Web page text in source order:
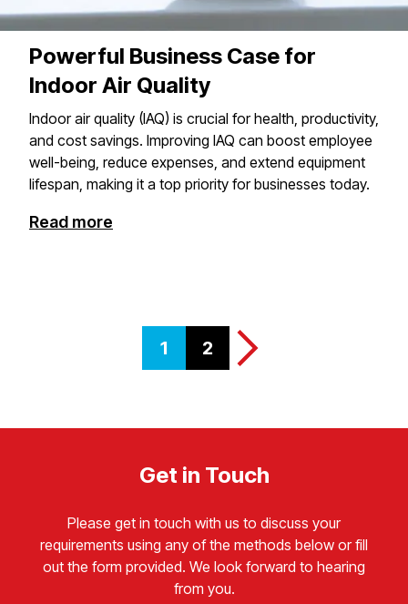
Powerful Business Case for
Indoor Air Quality
Indoor air quality (IAQ) is crucial for health, productivity,
and cost savings. Improving IAQ can boost employee
well-being, reduce expenses, and extend equipment
lifespan, making it a top priority for businesses today.​​​​‌ ‍ ​‍​‍‌‍ ‌ ​‍‌‍‍‌‌‍‌ ‌‍‍‌‌‍ ‍​‍​‍​ ‍‍​‍​‍‌ ​ ‌‍​‌‌‍ ‍‌‍‍‌‌ ‌​‌ ‍‌​‍ ‍‌‍‍‌‌‍ ​‍​‍​‍ ​​‍​‍‌‍‍​‌ ​‍‌‍‌‌‌‍‌‍​‍​‍​ ‍‍​‍​‍​‍ ‌‍​‌‌‍‌​‌‍ ‌‌‍‍‌‌‍ ‍​‍ ‌‍‍‌‌‍ ‍‌ ‌​‌‍‌‌‌‍ ‍‌ ‌​​‍ ‌‍‌‌‌‍‌​‌‍‍‌‌ ‌​​‍ ‌‍ ‌‌‍ ‌‍‌​‌‍‌‌​ ‌‌ ​​‌ ​‍‌‍‌‌‌ ​ ‌‍‌‌‌‍ ‍‌ ‌​‌‍​‌‌ ‌​‌‍‍‌‌‍ ‌‍ ‍​ ‍ ‌‍‍‌‌‍‌​​ ‌​ ‌‍​ ‌​​ ‍‌‌‍​‌‌‍​ ​ ‌ ​ ‍​​ ​ ​‍ ‌‌‍​ ​ ​​​ ‌‌​ ‌​​‍ ‌​ ‌​‌‍‌​​ ‍​​ ‍‌​‍ ‌​ ‍‌​ ‌‌‌‍​‌​ ​​​‍ ‌​ ‌‌‌‍‌‌​ ​‍​ ‌​​ ‍‌​ ​‌​ ‌ ‌‍‌‍​ ‌​​ ‍​​ ‍‌​ ‌‌​ ‍ ‌ ‌​‌ ‍‌‌ ​​‌‍‌‌​ ‌‌ ​​‌‍ ‌ ​ ‌ ‌​​ ‍ ‌ ​​‌‍​‌‌ ‌​‌‍‍​​ ‌‌ ​ ‌‍‍​‌‍ ‌ ​‍‌ ‌​‌​‌​‌‍‌‌‌ ​ ‌‍​ ‌ ​‍‌‍‍‌‌ ​​‌ ‌​‌‍‍‌‌‍ ‌‍ ‍​ ‌‍​‍‌‍​‌‌ ​ ‌‍‌‌‌‌‌‌‌ ​‍‌‍ ​​ ‌​‍‌‌​ ​‍‌​‌‍‌‍​‌‌‍‌​‌‍ ‌‌‍‍‌‌‍ ‍​‍‌‍‌‍‍‌‌‍‌​​ ‌​ ‌‍​ ‌​​ ‍‌‌‍​‌‌‍​ ​ ‌ ​ ‍​​ ​ ​‍ ‌‌‍​ ​ ​​​ ‌‌​ ‌​​‍ ‌​ ‌​‌‍‌​​ ‍​​ ‍‌​‍ ‌​ ‍‌​ ‌‌‌‍​‌​ ​​​‍ ‌​ ‌‌‌‍‌‌​ ​‍​ ‌​​ ‍‌​ ​‌​ ‌ ‌‍‌‍​ ‌​​ ‍​​ ‍‌​ ‌‌​‍‌‍‌ ‌​‌ ‍‌‌ ​​‌‍‌‌​ ‌‌ ​​‌‍ ‌ ​ ‌ ‌​​‍‌‍‌ ​​‌‍​‌‌ ‌​‌‍‍​​ ‌‌ ​ ‌‍‍​‌‍ ‌ ​‍‌ ‌​‌​‌​‌‍‌‌‌ ​ ‌‍​ ‌ ​‍‌‍‍‌‌ ​​‌ ‌​‌‍‍‌‌‍ ‌‍ ‍​‍​‍‌ ‌
Read more
1 2
Get in Touch​​​​‌ ‍ ​‍​‍‌‍ ‌ ​‍‌‍‍‌‌‍‌ ‌‍‍‌‌‍ ‍​‍​‍​ ‍‍​‍​‍‌ ​ ‌‍​‌‌‍ ‍‌‍‍‌‌ ‌​‌ ‍‌​‍ ‍‌‍‍‌‌‍ ​‍​‍​‍ ​​‍​‍‌‍‍​‌ ​‍‌‍‌‌‌‍‌‍​‍​‍​ ‍‍​‍​‍​‍ ‌‍​‌‌‍‌​‌‍ ‌‌‍‍‌‌‍ ‍​‍ ‌‍‍‌‌‍ ‍‌ ‌​‌‍‌‌‌‍ ‍‌ ‌​​‍ ‌‍‌‌‌‍‌​‌‍‍‌‌ ‌​​‍ ‌‍ ‌‌‍ ‌‍‌​‌‍‌‌​ ‌‌ ​​‌ ​‍‌‍‌‌‌ ​ ‌‍‌‌‌‍ ‍‌ ‌​‌‍​‌‌ ‌​‌‍‍‌‌‍ ‌‍ ‍​ ‍ ‌‍‍‌‌‍‌​​ ‌‌‍​‍‌‍ ​‌‍ ‌‍‌ ​ ‍ ‌ ‌​‌ ‍‌‌ ​​‌‍‌‌​ ‌‌‍​‍‌‍ ​‌‍ ‌‍‌ ​ ‍ ‌ ​​‌‍​‌‌ ‌​‌‍‍​​ ‌‌‍‌ ‌‍‌‌‌ ‌​‌​‍‌‌‍ ‍‌‌‌​‌‍ ‌ ‌‌‌‍​ ‌‍‍​​‍ ‍‌ ‌​‌‍‍‌‌ ‌​‌‍ ​‌‍‌‌​ ‌‍​‍‌‍​‌‌ ​ ‌‍‌‌‌‌‌‌‌ ​‍‌‍ ​​ ‌​‍‌‌​ ​‍‌​‌‍‌‍​‌‌‍‌​‌‍ ‌‌‍‍‌‌‍ ‍​‍‌‍‌‍‍‌‌‍‌​​ ‌‌‍​‍‌‍ ​‌‍ ‌‍‌ ​‍‌‍‌ ‌​‌ ‍‌‌ ​​‌‍‌‌​ ‌‌‍​‍‌‍ ​‌‍ ‌‍‌ ​‍‌‍‌ ​​‌‍​‌‌ ‌​‌‍‍​​ ‌‌‍‌ ‌‍‌‌‌ ‌​‌​‍‌‌‍ ‍‌‌‌​‌‍ ‌ ‌‌‌‍​ ‌‍‍​​‍ ‍‌ ‌​‌‍‍‌‌ ‌​‌‍ ​‌‍‌‌​‍​‍‌ ‌
Please get in touch with us to discuss your
requirements using any of the methods below or fill
out the form provided. We look forward to hearing
from you.​​​​‌ ‍ ​‍​‍‌‍ ‌ ​‍‌‍‍‌‌‍‌ ‌‍‍‌‌‍ ‍​‍​‍​ ‍‍​‍​‍‌ ​ ‌‍​‌‌‍ ‍‌‍‍‌‌ ‌​‌ ‍‌​‍ ‍‌‍‍‌‌‍ ​‍​‍​‍ ​​‍​‍‌‍‍​‌ ​‍‌‍‌‌‌‍‌‍​‍​‍​ ‍‍​‍​‍​‍ ‌‍​‌‌‍‌​‌‍ ‌‌‍‍‌‌‍ ‍​‍ ‌‍‍‌‌‍ ‍‌ ‌​‌‍‌‌‌‍ ‍‌ ‌​​‍ ‌‍‌‌‌‍‌​‌‍‍‌‌ ‌​​‍ ‌‍ ‌‌‍ ‌‍‌​‌‍‌‌​ ‌‌ ​​‌ ​‍‌‍‌‌‌ ​ ‌‍‌‌‌‍ ‍‌ ‌​‌‍​‌‌ ‌​‌‍‍‌‌‍ ‌‍ ‍​ ‍ ‌‍‍‌‌‍‌​​ ‌‌‍​‍‌‍ ​‌‍ ‌‍‌ ​ ‍ ‌ ‌​‌ ‍‌‌ ​​‌‍‌‌​ ‌‌‍​‍‌‍ ​‌‍ ‌‍‌ ​ ‍ ‌ ​​‌‍​‌‌ ‌​‌‍‍​​ ‌‌‍‌ ‌‍‌‌‌ ‌​‌​‍‌‌‍ ‍‌‌‌​‌‍ ‌ ‌‌‌‍​ ‌‍‍​​‍ ‍‌ ​ ‌ ‌‌‌‍​‍‌ ‌​‌‍‌‌‌ ‍​‌ ‌​​‍‌‌​ ‌‌‌​​‍‌‌ ‌‍‍ ‌‍‌‌‌ ‍‌​‍‌‌​ ​ ‌​‌​​‍‌‌​ ​ ‌​‌​​‍‌‌​ ​‍​ ​‍‌‍‌​​ ​‍‌‍​‍​ ‌‌‌‍‌‌‌‍​‌​ ​‍​ ​ ‌‍​‍​ ‌‌​ ​‍‌‍‌‌​‍‌‌​ ​‍​ ​‍​‍‌‌​ ‌‌‌​‌​​‍ ‍‌‍​ ‌‍‍​‌‍‍‌‌‍ ​‌‍‌​‌ ​‍‌‍‌‌‌‍ ‍​‍‌‌​ ‌‌‌​​‍‌‌ ‌‍‍ ‌‍‌‌‌ ‍‌​‍‌‌​ ​ ‌​‌​​‍‌‌​ ​ ‌​‌​​‍‌‌​ ​‍​ ​‍‌‍​‍​ ‌ ​ ​‍‌‍‌‍​ ​ ‌‍‌​‌‍​ ​ ​‍‌‍​‌​ ‌‌‌‍‌‌‌‍​‍​‍‌‌​ ​‍​ ​‍​‍‌‌​ ‌‌‌​‌​​‍ ‍‌ ‌​‌‍‌‌‌ ‍​‌ ‌​​ ‌‍​‍‌‍​‌‌ ​ ‌‍‌‌‌‌‌‌‌ ​‍‌‍ ​​ ‌​‍‌‌​ ​‍‌​‌‍‌‍​‌‌‍‌​‌‍ ‌‌‍‍‌‌‍ ‍​‍‌‍‌‍‍‌‌‍‌​​ ‌‌‍​‍‌‍ ​‌‍ ‌‍‌ ​‍‌‍‌ ‌​‌ ‍‌‌ ​​‌‍‌‌​ ‌‌‍​‍‌‍ ​‌‍ ‌‍‌ ​‍‌‍‌ ​​‌‍​‌‌ ‌​‌‍‍​​ ‌‌‍‌ ‌‍‌‌‌ ‌​‌​‍‌‌‍ ‍‌‌‌​‌‍ ‌ ‌‌‌‍​ ‌‍‍​​‍ ‍‌ ​ ‌ ‌‌‌‍​‍‌ ‌​‌‍‌‌‌ ‍​‌ ‌​​‍‌‌​ ‌‌‌​​‍‌‌ ‌‍‍ ‌‍‌‌‌ ‍‌​‍‌‌​ ​ ‌​‌​​‍‌‌​ ​ ‌​‌​​‍‌‌​ ​‍​ ​‍‌‍‌​​ ​‍‌‍​‍​ ‌‌‌‍‌‌‌‍​‌​ ​‍​ ​ ‌‍​‍​ ‌‌​ ​‍‌‍‌‌​‍‌‌​ ​‍​ ​‍​‍‌‌​ ‌‌‌​‌​​‍ ‍‌‍​ ‌‍‍​‌‍‍‌‌‍ ​‌‍‌​‌ ​‍‌‍‌‌‌‍ ‍​‍‌‌​ ‌‌‌​​‍‌‌ ‌‍‍ ‌‍‌‌‌ ‍‌​‍‌‌​ ​ ‌​‌​​‍‌‌​ ​ ‌​‌​​‍‌‌​ ​‍​ ​‍‌‍​‍​ ‌ ​ ​‍‌‍‌‍​ ​ ‌‍‌​‌‍​ ​ ​‍‌‍​‌​ ‌‌‌‍‌‌‌‍​‍​‍‌‌​ ​‍​ ​‍​‍‌‌​ ‌‌‌​‌​​‍ ‍‌ ‌​‌‍‌‌‌ ‍​‌ ‌​​‍​‍‌ ‌